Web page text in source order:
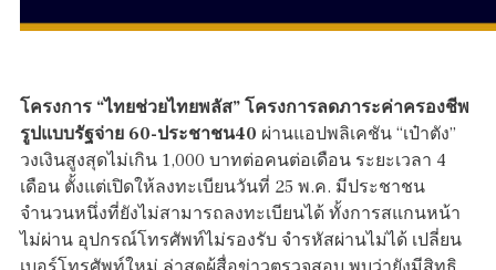
โครงการ “ไทยช่วยไทยพลัส” โครงการลดภาระค่าครองชีพ
รูปแบบรัฐจ่าย 60-ประชาชน40 ผ่านแอปพลิเคชัน “เป๋าตัง”
วงเงินสูงสุดไม่เกิน 1,000 บาทต่อคนต่อเดือน ระยะเวลา 4
เดือน ตั้งแต่เปิดให้ลงทะเบียนวันที่ 25 พ.ค. มีประชาชน
จำนวนหนึ่งที่ยังไม่สามารถลงทะเบียนได้ ทั้งการสแกนหน้า
ไม่ผ่าน อุปกรณ์โทรศัพท์ไม่รองรับ จำรหัสผ่านไม่ได้ เปลี่ยน